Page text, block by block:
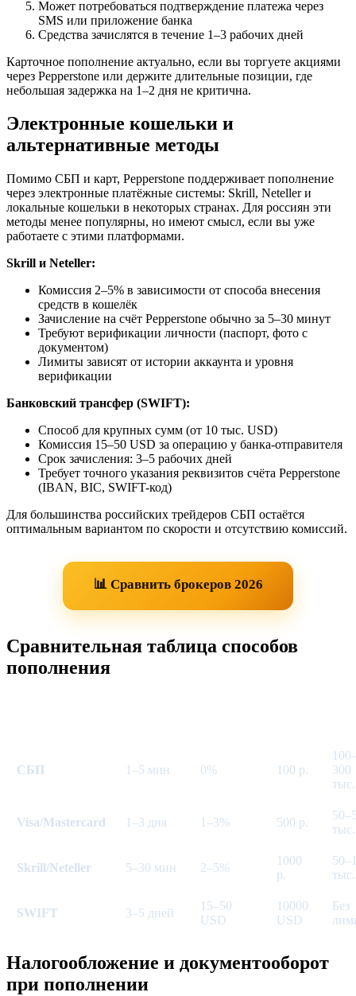
Может потребоваться подтверждение платежа через
SMS или приложение банка
Средства зачислятся в течение 1–3 рабочих дней
Карточное пополнение актуально, если вы торгуете акциями
через Pepperstone или держите длительные позиции, где
небольшая задержка на 1–2 дня не критична.
Электронные кошельки и
альтернативные методы
Помимо СБП и карт, Pepperstone поддерживает пополнение
через электронные платёжные системы: Skrill, Neteller и
локальные кошельки в некоторых странах. Для россиян эти
методы менее популярны, но имеют смысл, если вы уже
работаете с этими платформами.
Skrill и Neteller:
Комиссия 2–5% в зависимости от способа внесения
средств в кошелёк
Зачисление на счёт Pepperstone обычно за 5–30 минут
Требуют верификации личности (паспорт, фото с
документом)
Лимиты зависят от истории аккаунта и уровня
верификации
Банковский трансфер (SWIFT):
Способ для крупных сумм (от 10 тыс. USD)
Комиссия 15–50 USD за операцию у банка-отправителя
Срок зачисления: 3–5 рабочих дней
Требует точного указания реквизитов счёта Pepperstone
(IBAN, BIC, SWIFT-код)
Для большинства российских трейдеров СБП остаётся
оптимальным вариантом по скорости и отсутствию комиссий.
📊 Сравнить брокеров 2026
Сравнительная таблица способов
пополнения
СБП 1–5 мин 0% 100 р.
300
Visa/Mastercard 1–3 дня 1–3% 500 р.
Skrill/Neteller 5–30 мин 2–5%
1000
р.
SWIFT 3–5 дней
15–50
USD
10000
USD
Без
Налогообложение и документооборот
при пополнении